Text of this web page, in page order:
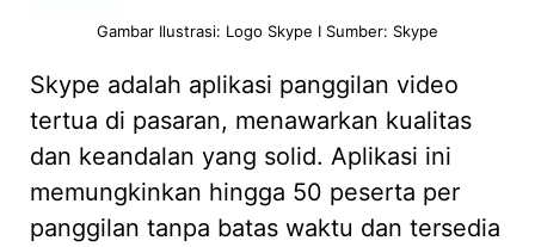
Gambar Ilustrasi: Logo Skype I Sumber: Skype
Skype adalah aplikasi panggilan video
tertua di pasaran, menawarkan kualitas
dan keandalan yang solid. Aplikasi ini
memungkinkan hingga 50 peserta per
panggilan tanpa batas waktu dan tersedia